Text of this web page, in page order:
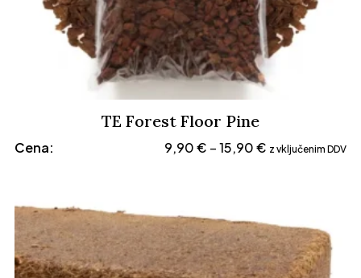
TE Forest Floor Pine
Cena: 9,90€ – 15,90€ Cenovni
do
15,90 €
z vključenim DDV